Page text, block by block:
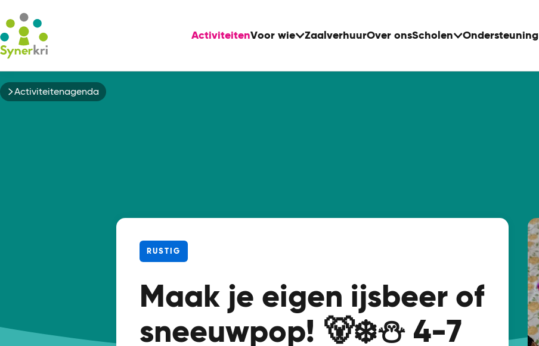
ActiviteitenVoor wie ZaalverhuurOver onsScholen Ondersteuning
Kruimelpad
Activiteitenagenda
RUSTIG
Maak je eigen ijsbeer of
sneeuwpop! 🐻‍❄️⛄ 4-7